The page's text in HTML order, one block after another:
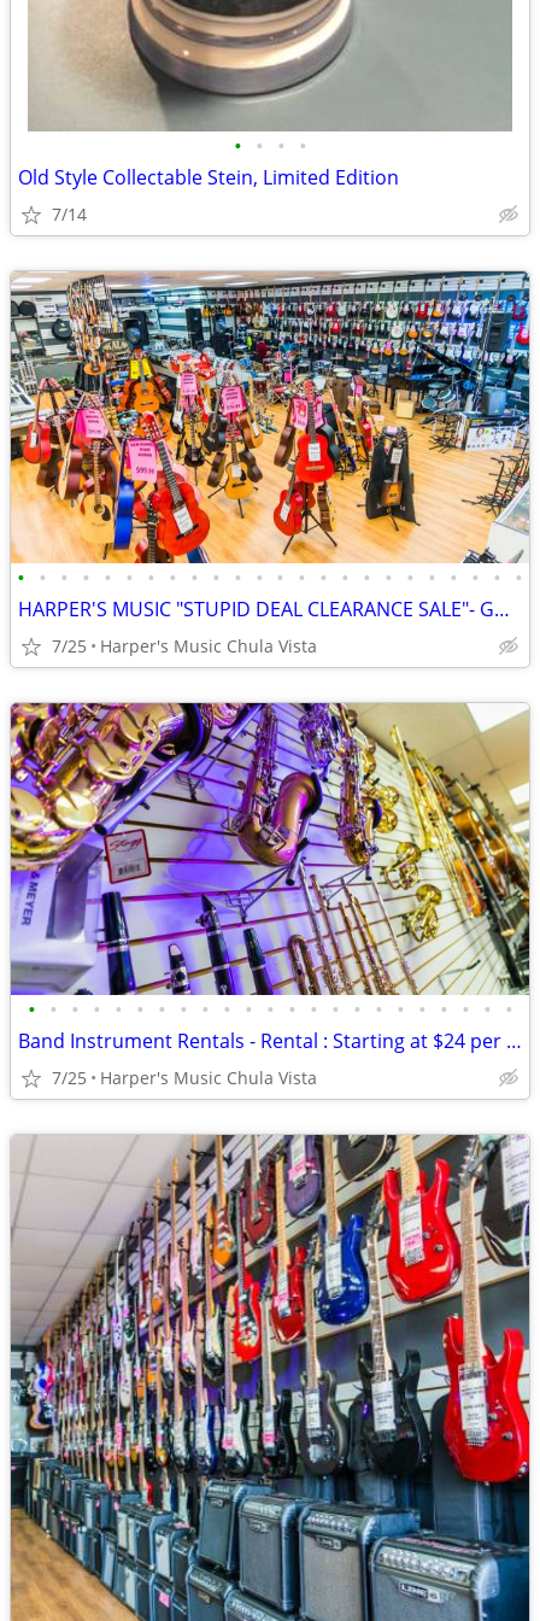
• • • •
Old Style Collectable Stein, Limited Edition
7/14
• • • • • • • • • • • • • • • • • • • • • • • •
HARPER'S MUSIC "STUPID DEAL CLEARANCE SALE"- GOING ON NOW!!!
7/25 Harper's Music Chula Vista
• • • • • • • • • • • • • • • • • • • • • • •
Band Instrument Rentals - Rental : Starting at $24 per mo!
7/25 Harper's Music Chula Vista